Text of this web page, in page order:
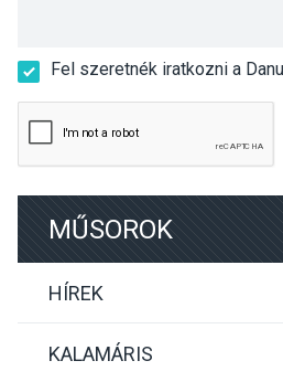
Fel szeretnék iratkozni a
MŰSOROK
HÍREK
KALAMÁRIS